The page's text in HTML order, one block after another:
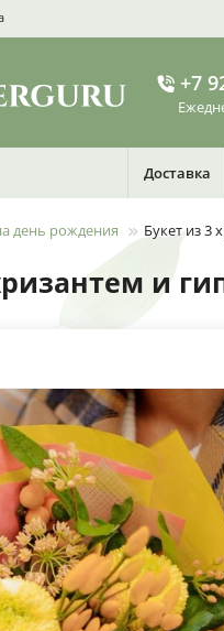
+7
Доставка
день рождения Букет из 3
и